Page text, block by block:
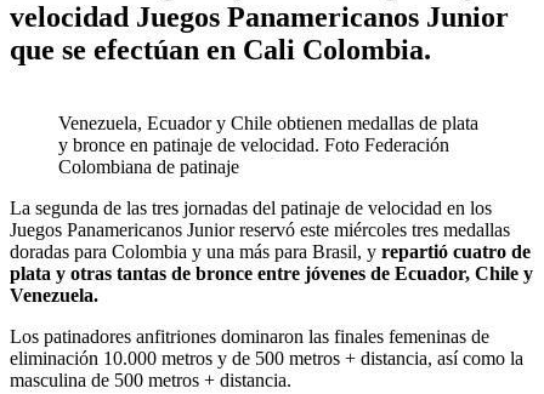
velocidad Juegos Panamericanos Junior
que se efectúan en Cali Colombia.
Venezuela, Ecuador y Chile obtienen medallas de plata
y bronce en patinaje de velocidad. Foto Federación
Colombiana de patinaje
La segunda de las tres jornadas del patinaje de velocidad en los
Juegos Panamericanos Junior reservó este miércoles tres medallas
doradas para Colombia y una más para Brasil, y repartió cuatro de
plata y otras tantas de bronce entre jóvenes de Ecuador, Chile y
Venezuela.
Los patinadores anfitriones dominaron las finales femeninas de
eliminación 10.000 metros y de 500 metros + distancia, así como la
masculina de 500 metros + distancia.